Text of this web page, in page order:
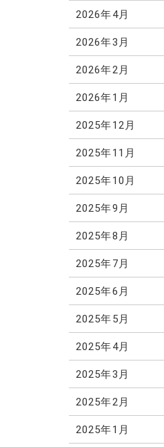
2026年4月
2026年3月
2026年2月
2026年1月
2025年12月
2025年11月
2025年10月
2025年9月
2025年8月
2025年7月
2025年6月
2025年5月
2025年4月
2025年3月
2025年2月
2025年1月